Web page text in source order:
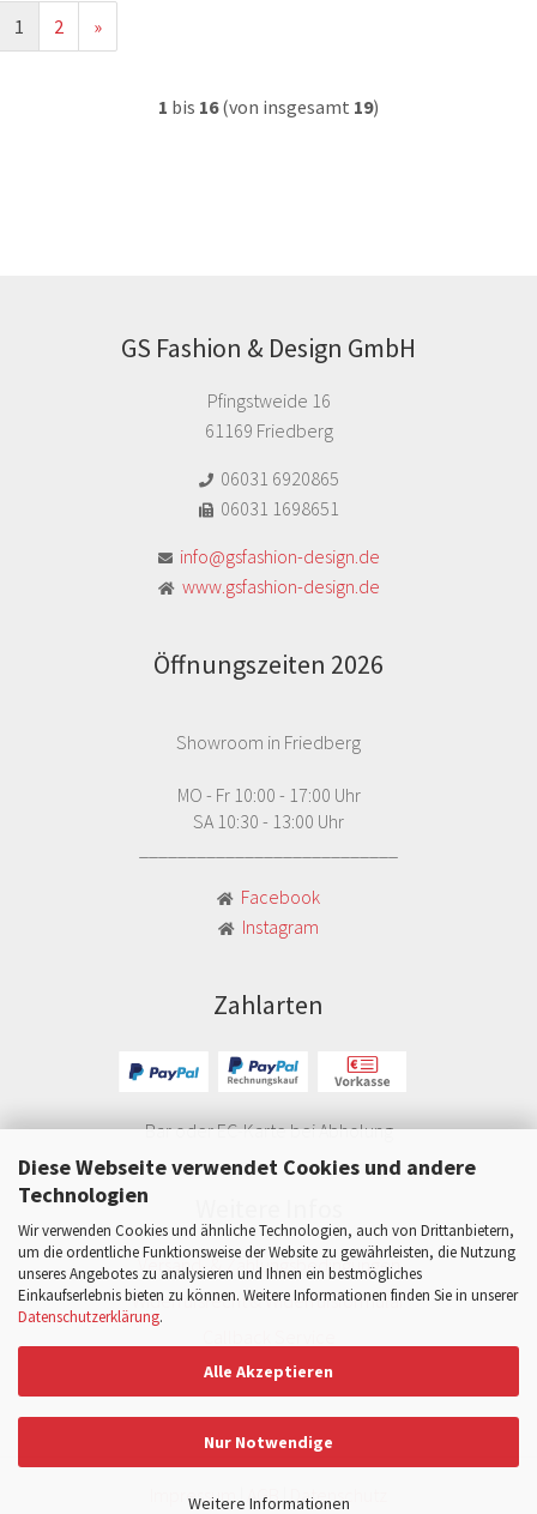
Diese Webseite verwendet Cookies und andere
Technologien
Wir verwenden Cookies und ähnliche Technologien, auch von Drittanbietern,
um die ordentliche Funktionsweise der Website zu gewährleisten, die Nutzung
unseres Angebotes zu analysieren und Ihnen ein bestmögliches
Einkaufserlebnis bieten zu können. Weitere Informationen finden Sie in unserer
Datenschutzerklärung.
Alle Akzeptieren
Nur Notwendige
Weitere Informationen
1 2 »
1 bis 16(von insgesamt 19)
GS Fashion & Design GmbH
Pfingstweide 16
61169 Friedberg
06031 6920865
06031 1698651
info@gsfashion-design.de
www.gsfashion-design.de
Öffnungszeiten 2026
Showroom in Friedberg
MO - Fr 10:00 - 17:00 Uhr
SA 10:30 - 13:00 Uhr
Facebook
Instagram
Zahlarten
Bar oder EC-Karte bei Abholung
Versand- & Zahlungsbedingungen
Widerrufsrecht & Widerrufsformular
Kontakt
Impressum| AGB|Datenschutz